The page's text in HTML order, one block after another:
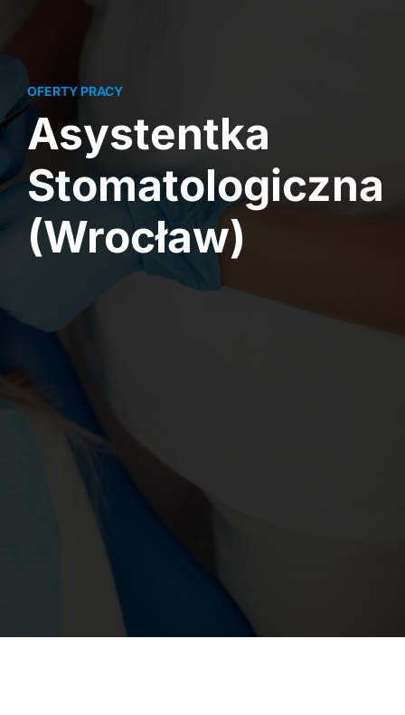
OFERTY PRACY
Asystentka
Stomatologiczna
(Wrocław)